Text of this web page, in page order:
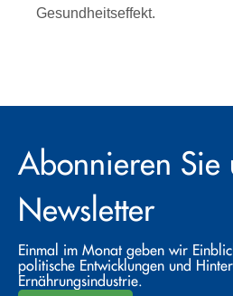
Gesundheitseffekt.
Abonnieren Sie
Newsletter
Einmal im Monat geben wir
politische Entwicklungen und
Ernährungsindustrie.